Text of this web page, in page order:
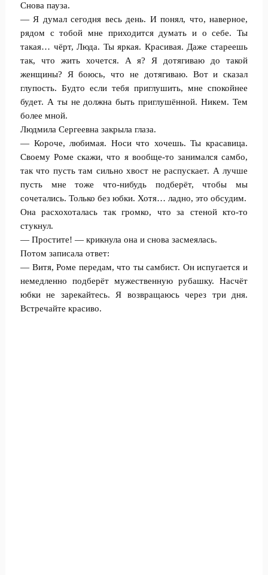
Снова пауза.
— Я думал сегодня весь день. И понял, что, наверное,
рядом с тобой мне приходится думать и о себе. Ты
такая… чёрт, Люда. Ты яркая. Красивая. Даже стареешь
так, что жить хочется. А я? Я дотягиваю до такой
женщины? Я боюсь, что не дотягиваю. Вот и сказал
глупость. Будто если тебя приглушить, мне спокойнее
будет. А ты не должна быть приглушённой. Никем. Тем
более мной.
Людмила Сергеевна закрыла глаза.
— Короче, любимая. Носи что хочешь. Ты красавица.
Своему Роме скажи, что я вообще-то занимался самбо,
так что пусть там сильно хвост не распускает. А лучше
пусть мне тоже что-нибудь подберёт, чтобы мы
сочетались. Только без юбки. Хотя… ладно, это обсудим.
Она расхохоталась так громко, что за стеной кто-то
стукнул.
— Простите! — крикнула она и снова засмеялась.
Потом записала ответ:
— Витя, Роме передам, что ты самбист. Он испугается и
немедленно подберёт мужественную рубашку. Насчёт
юбки не зарекайтесь. Я возвращаюсь через три дня.
Встречайте красиво.